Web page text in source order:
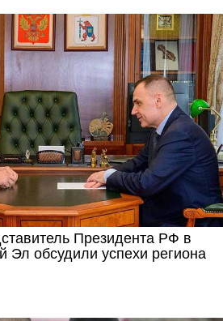
Президента РФ в
обсудили успехи региона